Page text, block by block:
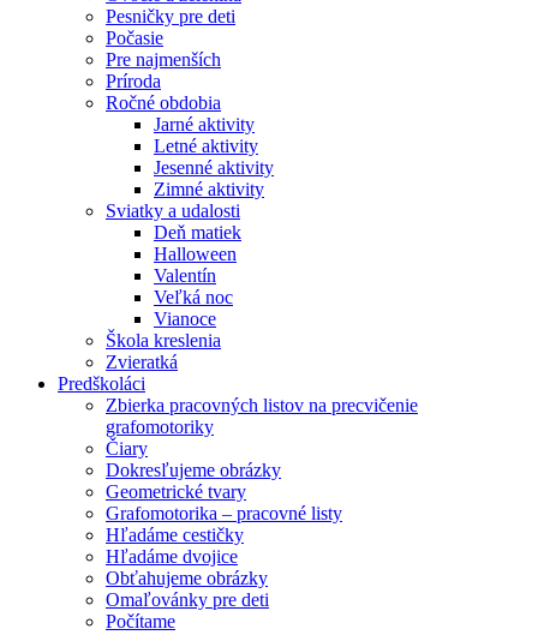
Pesničky pre deti
Počasie
Pre najmenších
Príroda
Ročné obdobia
Jarné aktivity
Letné aktivity
Jesenné aktivity
Zimné aktivity
Sviatky a udalosti
Deň matiek
Halloween
Valentín
Veľká noc
Vianoce
Škola kreslenia
Zvieratká
Predškoláci
Zbierka pracovných listov na precvičenie
grafomotoriky
Čiary
Dokresľujeme obrázky
Geometrické tvary
Grafomotorika – pracovné listy
Hľadáme cestičky
Hľadáme dvojice
Obťahujeme obrázky
Omaľovánky pre deti
Počítame